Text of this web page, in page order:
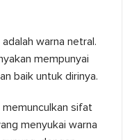
warna netral.
mempunyai
baik untuk dirinya.
sifat
menyukai warna